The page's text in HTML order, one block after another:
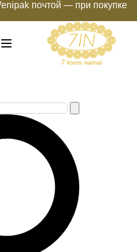
почтой — при покупке